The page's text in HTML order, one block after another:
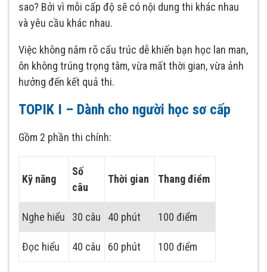
sao? Bởi vì mỗi cấp độ sẽ có nội dung thi khác nhau
và yêu cầu khác nhau.
Việc không nắm rõ cấu trúc dễ khiến bạn học lan man,
ôn không trúng trọng tâm, vừa mất thời gian, vừa ảnh
hưởng đến kết quả thi.
TOPIK I – Dành cho người học sơ cấp
Gồm 2 phần thi chính:
Kỹ năng
Số
câu
Thời gian Thang điểm
Nghe hiểu 30 câu 40 phút 100 điểm
Đọc hiểu 40 câu 60 phút 100 điểm